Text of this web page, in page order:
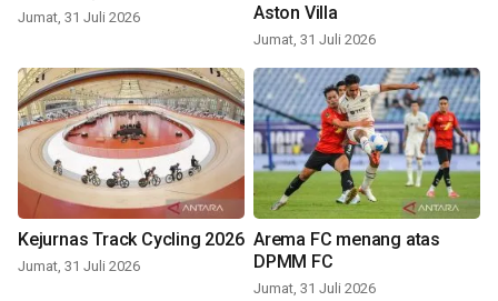
Jumat, 31 Juli 2026
Aston Villa
Jumat, 31 Juli 2026
Kejurnas Track Cycling 2026
Jumat, 31 Juli 2026
Arema FC menang atas
DPMM FC
Jumat, 31 Juli 2026